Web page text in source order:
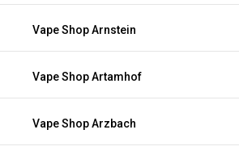
Vape Shop Arnstein
Vape Shop Artamhof
Vape Shop Arzbach